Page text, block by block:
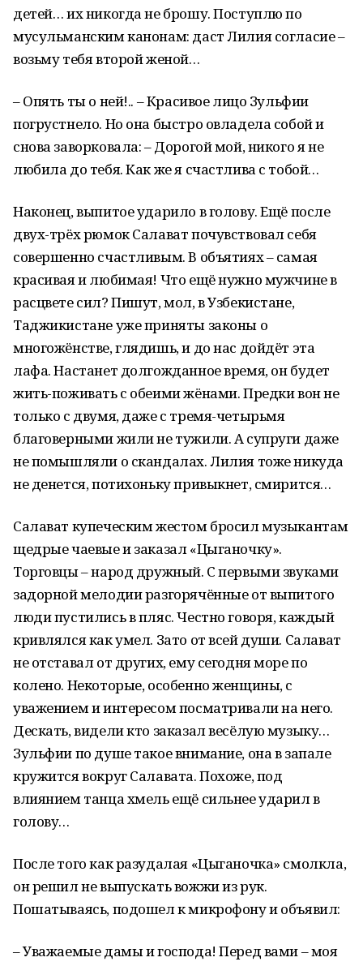
детей… их никогда не брошу. Поступлю по
мусульманским канонам: даст Лилия согласие –
возьму тебя второй женой…
– Опять ты о ней!.. – Красивое лицо Зульфии
погрустнело. Но она быстро овладела собой и
снова заворковала: – Дорогой мой, никого я не
любила до тебя. Как же я счастлива с тобой…
Наконец, выпитое ударило в голову. Ещё после
двух-трёх рюмок Салават почувствовал себя
совершенно счастливым. В объятиях – самая
красивая и любимая! Что ещё нужно мужчине в
расцвете сил? Пишут, мол, в Узбекистане,
Таджикистане уже приняты законы о
многожёнстве, глядишь, и до нас дойдёт эта
лафа. Настанет долгожданное время, он будет
жить-поживать с обеими жёнами. Предки вон не
только с двумя, даже с тремя-четырьмя
благоверными жили не тужили. А супруги даже
не помышляли о скандалах. Лилия тоже никуда
не денется, потихоньку привыкнет, смирится…
Салават купеческим жестом бросил музыкантам
щедрые чаевые и заказал «Цыганочку».
Торговцы – народ дружный. С первыми звуками
задорной мелодии разгорячённые от выпитого
люди пустились в пляс. Честно говоря, каждый
кривлялся как умел. Зато от всей души. Салават
не отставал от других, ему сегодня море по
колено. Некоторые, особенно женщины, с
уважением и интересом посматривали на него.
Дескать, видели кто заказал весёлую музыку…
Зульфии по душе такое внимание, она в запале
кружится вокруг Салавата. Похоже, под
влиянием танца хмель ещё сильнее ударил в
голову…
После того как разудалая «Цыганочка» смолкла,
он решил не выпускать вожжи из рук.
Пошатываясь, подошел к микрофону и объявил:
– Уважаемые дамы и господа! Перед вами – моя